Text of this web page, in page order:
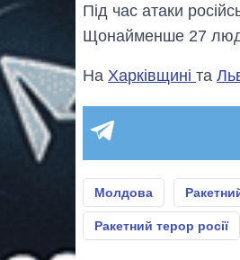
Під час атаки
Щонайменше 27
На Харківщині та
Молдова
Ракетний терор росії